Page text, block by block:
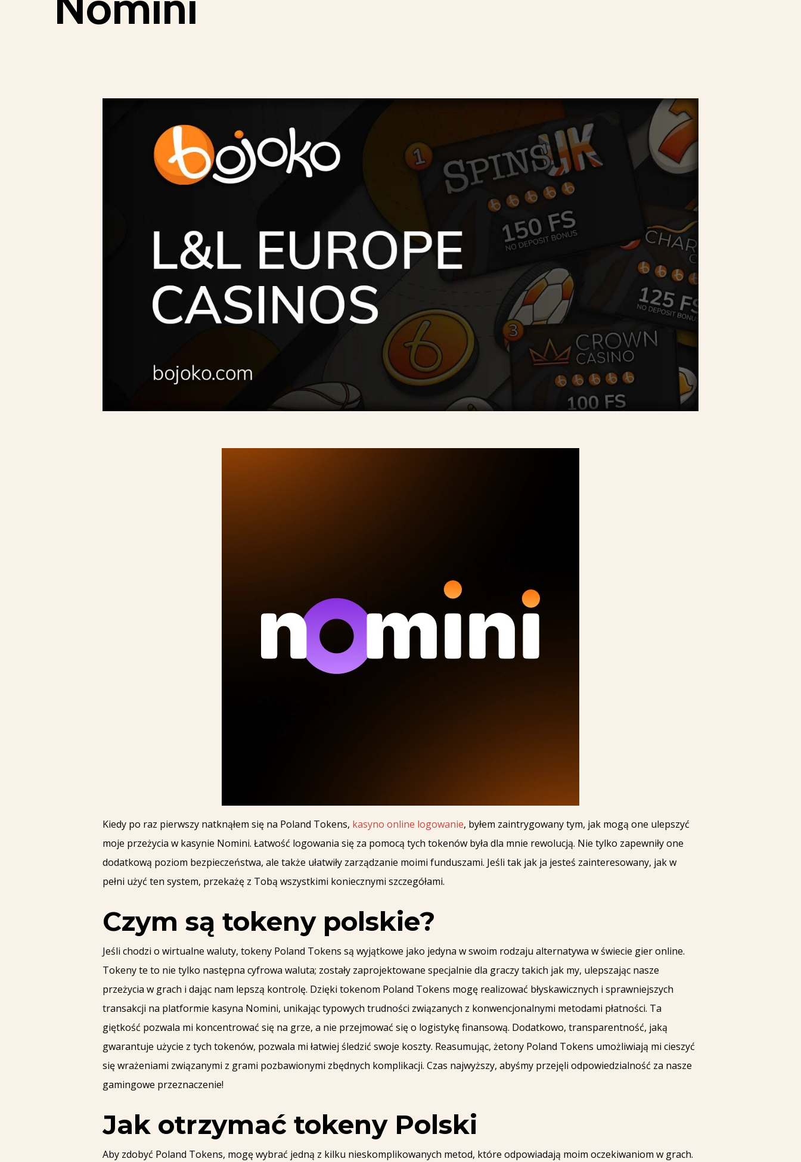
Kiedy po raz pierwszy natknąłem się na Poland Tokens, kasyno online logowanie, byłem zaintrygowany tym, jak mogą one ulepszyć
moje przeżycia w kasynie Nomini. Łatwość logowania się za pomocą tych tokenów była dla mnie rewolucją. Nie tylko zapewniły one
dodatkową poziom bezpieczeństwa, ale także ułatwiły zarządzanie moimi funduszami. Jeśli tak jak ja jesteś zainteresowany, jak w
pełni użyć ten system, przekażę z Tobą wszystkimi koniecznymi szczegółami.
Czym są tokeny polskie?
Jeśli chodzi o wirtualne waluty, tokeny Poland Tokens są wyjątkowe jako jedyna w swoim rodzaju alternatywa w świecie gier online.
Tokeny te to nie tylko następna cyfrowa waluta; zostały zaprojektowane specjalnie dla graczy takich jak my, ulepszając nasze
przeżycia w grach i dając nam lepszą kontrolę. Dzięki tokenom Poland Tokens mogę realizować błyskawicznych i sprawniejszych
transakcji na platformie kasyna Nomini, unikając typowych trudności związanych z konwencjonalnymi metodami płatności. Ta
giętkość pozwala mi koncentrować się na grze, a nie przejmować się o logistykę finansową. Dodatkowo, transparentność, jaką
gwarantuje użycie z tych tokenów, pozwala mi łatwiej śledzić swoje koszty. Reasumując, żetony Poland Tokens umożliwiają mi cieszyć
się wrażeniami związanymi z grami pozbawionymi zbędnych komplikacji. Czas najwyższy, abyśmy przejęli odpowiedzialność za nasze
gamingowe przeznaczenie!
Jak otrzymać tokeny Polski
Aby zdobyć Poland Tokens, mogę wybrać jedną z kilku nieskomplikowanych metod, które odpowiadają moim oczekiwaniom w grach.